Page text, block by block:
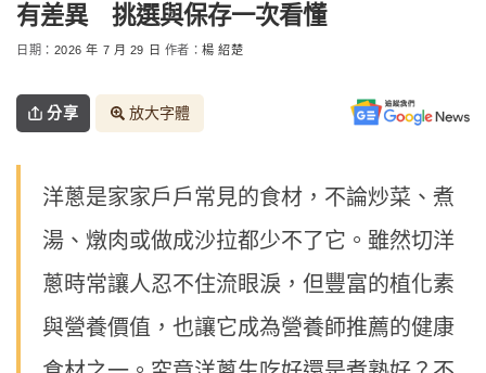
有差異 挑選與保存一次看懂
日期： 2026 年 7 月 29 日 作者：楊 紹楚
分享 放大字體
洋蔥是家家戶戶常見的食材，不論炒菜、煮
湯、燉肉或做成沙拉都少不了它。雖然切洋
蔥時常讓人忍不住流眼淚，但豐富的植化素
與營養價值，也讓它成為營養師推薦的健康